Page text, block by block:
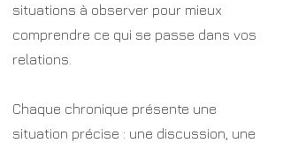
situations à observer pour mieux
comprendre ce qui se passe dans vos
relations.
Chaque chronique présente une
situation précise : une discussion, une